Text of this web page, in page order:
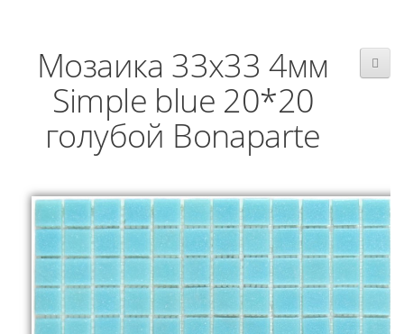
Мозаика 33x33 4мм
Simple blue 20*20
голубой Bonaparte